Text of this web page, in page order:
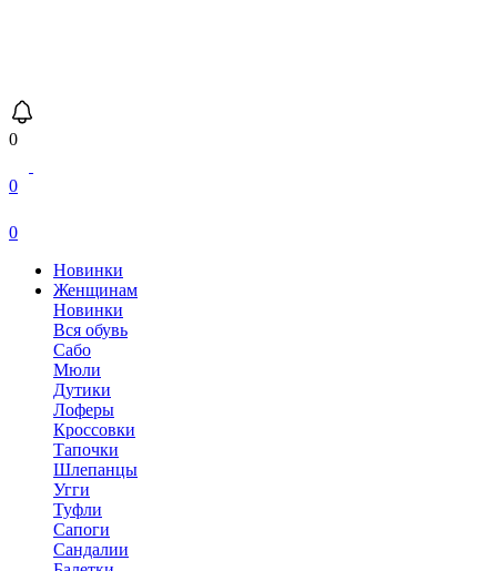
0
0
0
Новинки
Женщинам
Новинки
Вся обувь
Сабо
Мюли
Дутики
Лоферы
Кроссовки
Тапочки
Шлепанцы
Угги
Туфли
Сапоги
Сандалии